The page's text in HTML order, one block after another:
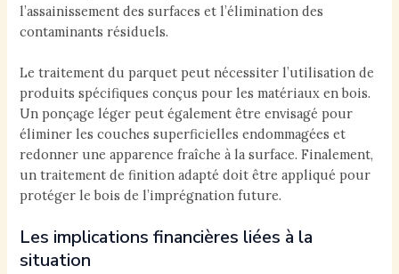
l’assainissement des surfaces et l’élimination des
contaminants résiduels.
Le traitement du parquet peut nécessiter l’utilisation de
produits spécifiques conçus pour les matériaux en bois.
Un ponçage léger peut également être envisagé pour
éliminer les couches superficielles endommagées et
redonner une apparence fraîche à la surface. Finalement,
un traitement de finition adapté doit être appliqué pour
protéger le bois de l’imprégnation future.
Les implications financières liées à la
situation